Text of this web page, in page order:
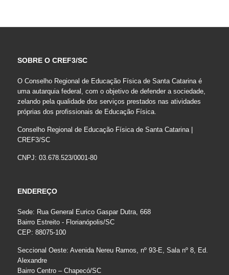
SOBRE O CREF3/SC
O Conselho Regional de Educação Física de Santa Catarina é
uma autarquia federal, com o objetivo de defender a sociedade,
zelando pela qualidade dos serviços prestados nas atividades
próprias dos profissionais de Educação Física.
Conselho Regional de Educação Física de Santa Catarina |
CREF3/SC
CNPJ: 03.678.523/0001-80
ENDEREÇO
Sede: Rua General Eurico Gaspar Dutra, 668
Bairro Estreito - Florianópolis/SC
CEP: 88075-100
Seccional Oeste: Avenida Nereu Ramos, nº 93-E, Sala nº 8, Ed.
Alexandre
Bairro Centro – Chapecó/SC